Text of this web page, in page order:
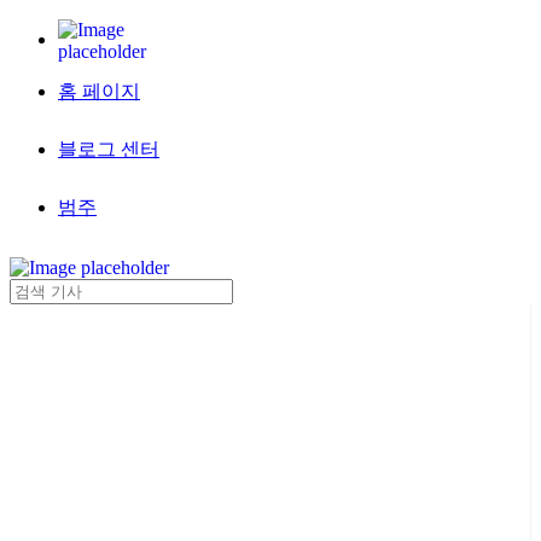
홈 페이지
블로그 센터
범주